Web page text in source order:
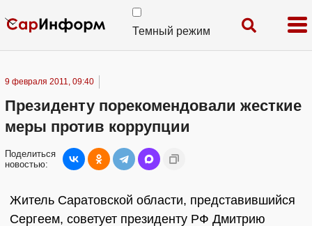
Темный режим
9 февраля 2011, 09:40
Президенту порекомендовали жесткие
меры против коррупции
Поделиться
новостью:
Житель Саратовской области, представившийся
Сергеем, советует президенту РФ Дмитрию